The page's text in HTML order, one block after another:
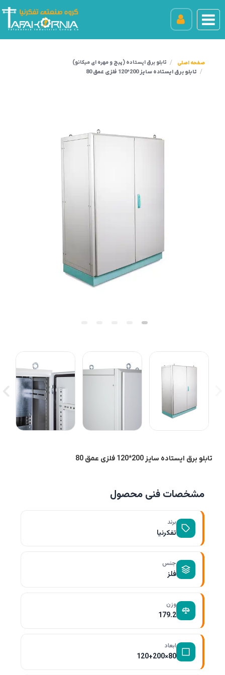
تابلو برق ایستاده (پیچ و مهره ای میکانو)
تابلو برق ایستاده سایز 200*120 فلزی عمق 80
تابلو برق ایستاده سایز 200*120 فلزی عمق 80
مشخصات فنی محصول
برند
تفکرنیا
جنس
فلز
وزن
179.2
ابعاد
80×120+200